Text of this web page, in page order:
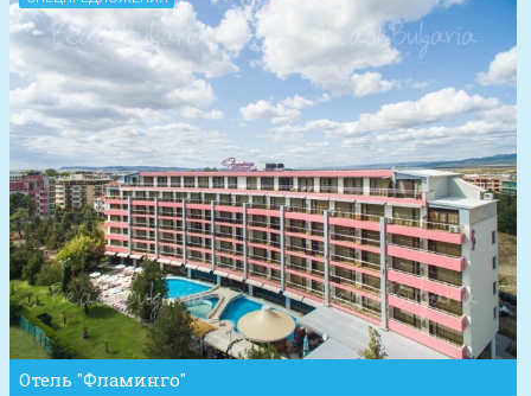
Отель "Фламинго"